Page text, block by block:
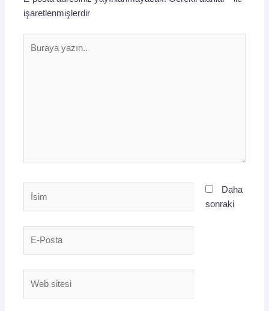
işaretlenmişlerdir
yazın..
Daha
sonraki